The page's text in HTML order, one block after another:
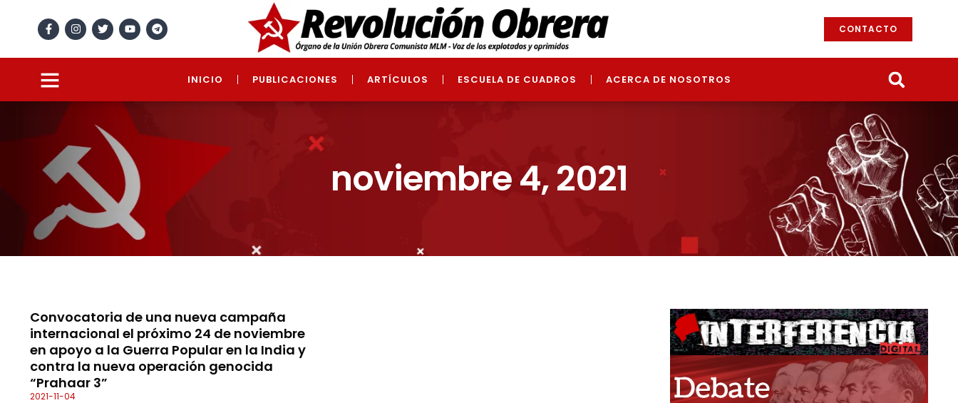
CONTACTO
INICIO PUBLICACIONES ARTÍCULOS ESCUELA DE CUADROS ACERCA DE NOSOTROS
noviembre 4, 2021
Convocatoria de una nueva campaña
internacional el próximo 24 de noviembre
en apoyo a la Guerra Popular en la India y
contra la nueva operación genocida
“Prahaar 3”
2021-11-04